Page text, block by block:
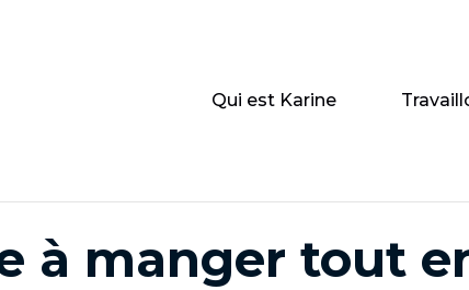
Qui est Karine
à manger tout